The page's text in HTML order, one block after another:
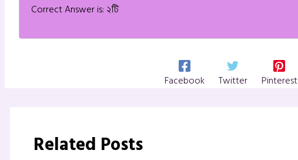
Correct Answer is: ২টি
Facebook Twitter Pinterest
Related Posts